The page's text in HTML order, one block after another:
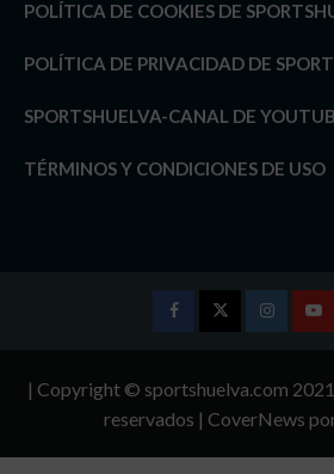
POLÍTICA DE COOKIES DE
POLÍTICA DE PRIVACIDAD DE
SPORTSHUELVA-CANAL DE
TÉRMINOS Y CONDICIONES DE USO
| Copyright © sportshuelva.com
reservados | CoverNews